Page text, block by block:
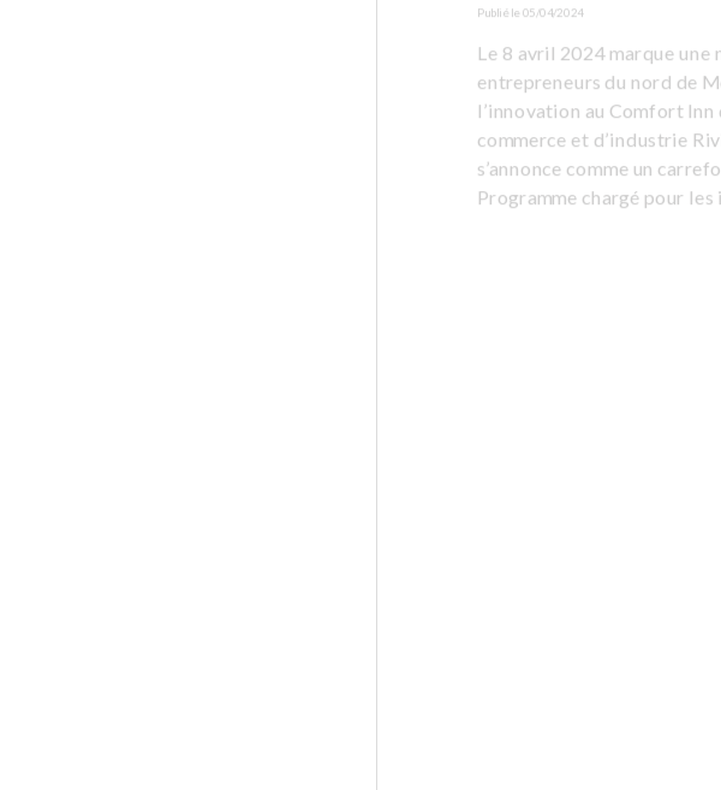
Publié le 05/04/2024
Le 8 avril 2024 marque
entrepreneurs du nord de
l’innovation au Comfort Inn
commerce et d’industrie
s’annonce comme un
Programme chargé pour